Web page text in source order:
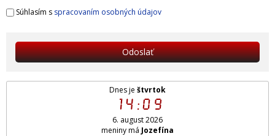
Súhlasím s spracovaním osobných údajov
Odoslať
Dnes je štvrtok
14:09
6. august 2026
meniny má Jozefína